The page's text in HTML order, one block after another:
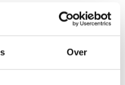
Over
hoe hoger het
met klachten
stokken met
Soms hoor